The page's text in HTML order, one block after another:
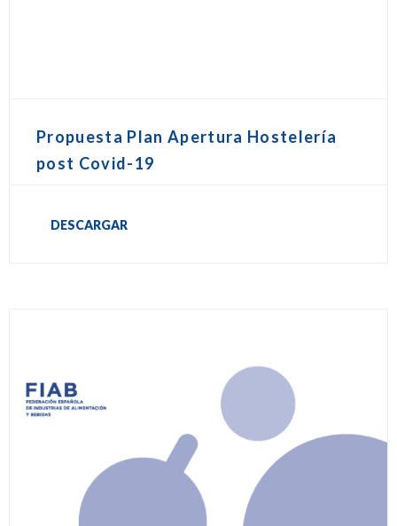
Propuesta Plan Apertura Hostelería
post Covid-19
DESCARGAR